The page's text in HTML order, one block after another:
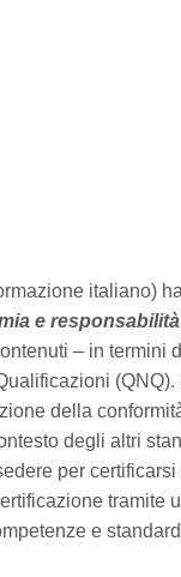
italiano)
e responsabilità
– in
della
degli altri
per
tramite
e